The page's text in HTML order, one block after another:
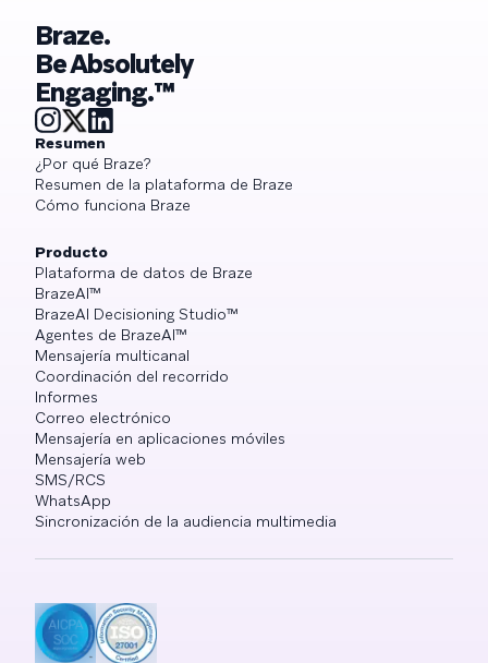
Braze.
Be Absolutely
Engaging.™
Resumen
¿Por qué Braze?
Resumen de la plataforma de Braze
Cómo funciona Braze
Producto
Plataforma de datos de Braze
BrazeAI™
BrazeAI Decisioning Studio™
Agentes de BrazeAI™
Mensajería multicanal
Coordinación del recorrido
Informes
Correo electrónico
Mensajería en aplicaciones móviles
Mensajería web
SMS/RCS
WhatsApp
Sincronización de la audiencia multimedia